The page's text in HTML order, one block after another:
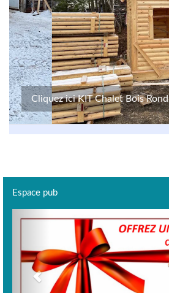
Cliquez ici KIT Chalet Bois Rond
Espace pub